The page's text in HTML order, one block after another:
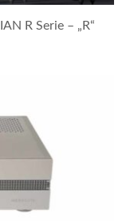
R Serie – „R“